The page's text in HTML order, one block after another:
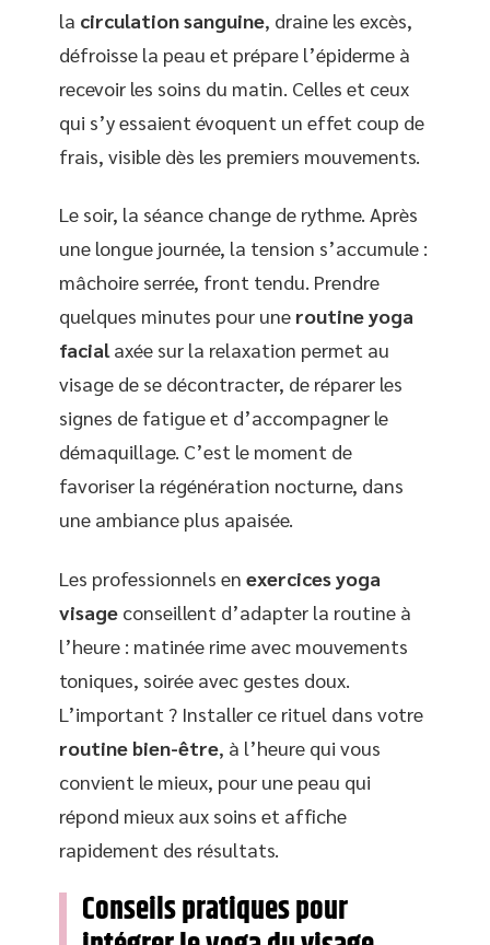
la circulation sanguine, draine les excès,
défroisse la peau et prépare l’épiderme à
recevoir les soins du matin. Celles et ceux
qui s’y essaient évoquent un effet coup de
frais, visible dès les premiers mouvements.
Le soir, la séance change de rythme. Après
une longue journée, la tension s’accumule :
mâchoire serrée, front tendu. Prendre
quelques minutes pour une routine yoga
facialaxée sur la relaxation permet au
visage de se décontracter, de réparer les
signes de fatigue et d’accompagner le
démaquillage. C’est le moment de
favoriser la régénération nocturne, dans
une ambiance plus apaisée.
Les professionnels en exercices yoga
visage conseillent d’adapter la routine à
l’heure : matinée rime avec mouvements
toniques, soirée avec gestes doux.
L’important ? Installer ce rituel dans votre
routine bien-être, à l’heure qui vous
convient le mieux, pour une peau qui
répond mieux aux soins et affiche
rapidement des résultats.
Conseils pratiques pour